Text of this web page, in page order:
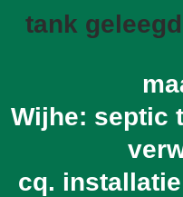
tank
Wijhe: septic
cq.